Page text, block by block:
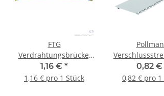
FTG
Verdrahtungsbrücke,
6mm², 325mm lang,
blau, 2 x Aderendhülse
1,16 € *
1,16 € pro 1 Stück
220 ws
0,82 €
0,82 € pro 1